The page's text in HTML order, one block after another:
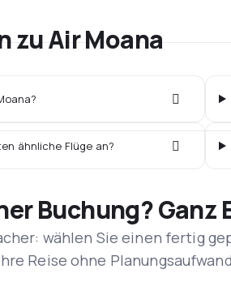
zu Air Moana
ähnliche Flüge an?
Buchung? Ganz
wählen Sie einen fertig
Reise ohne